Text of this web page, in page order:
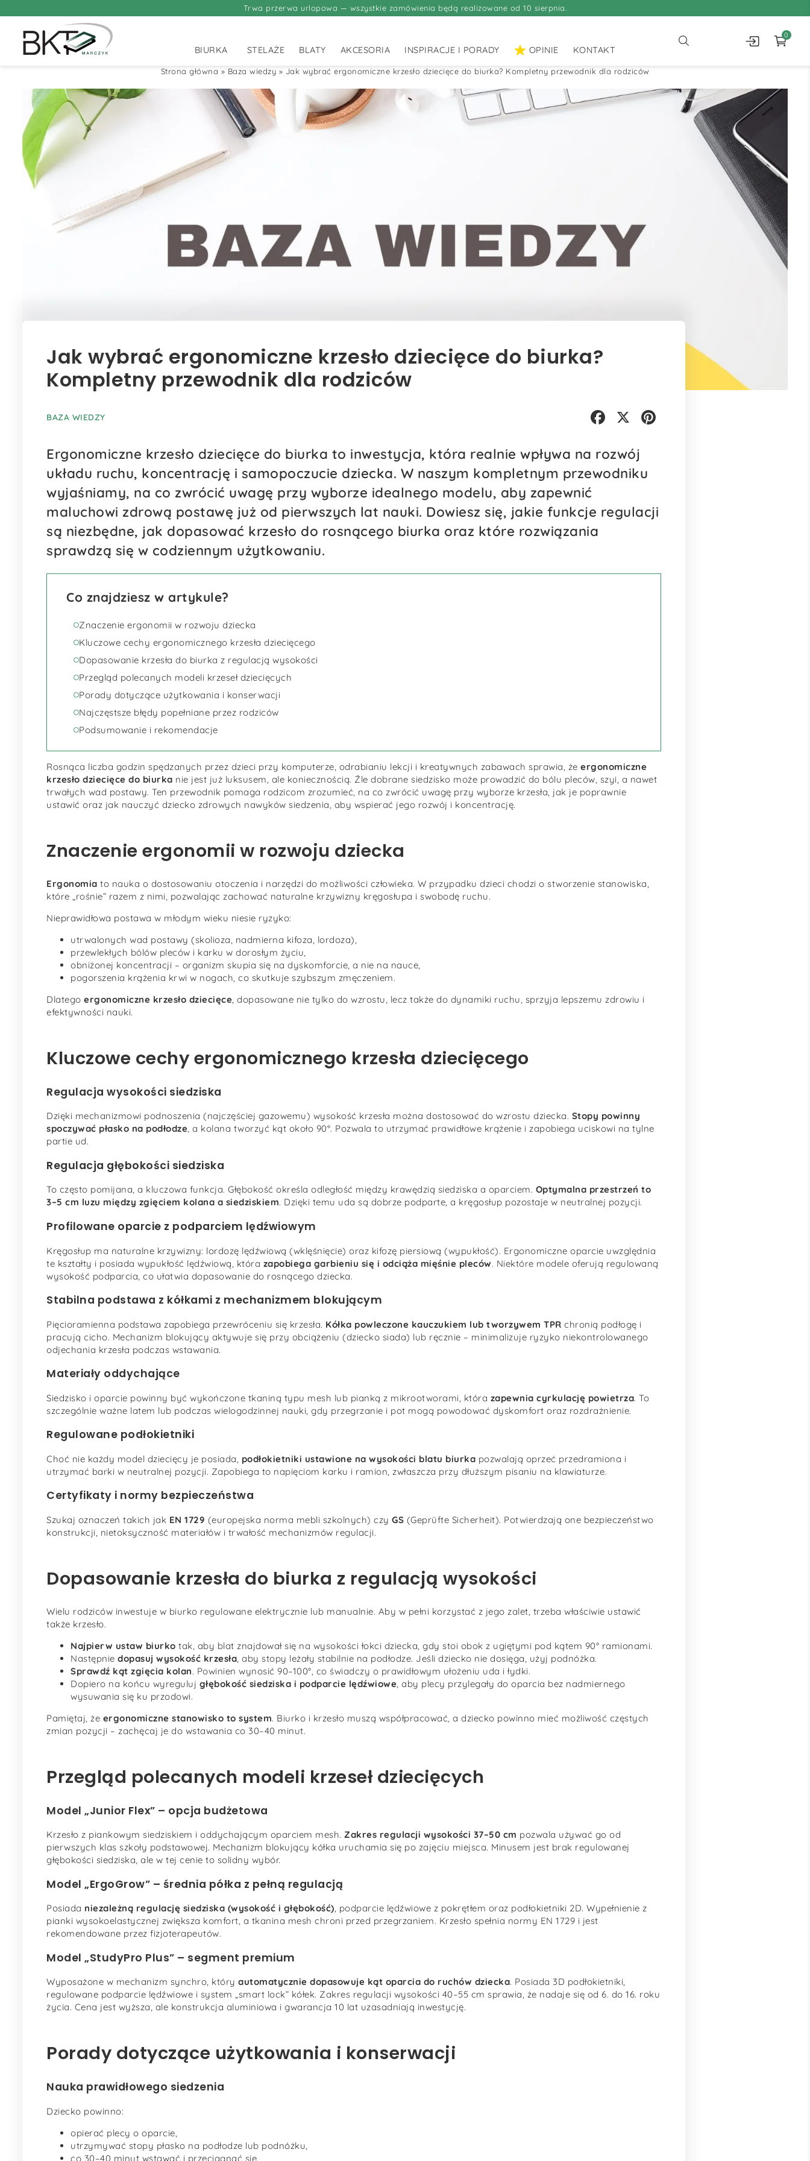
Trwa przerwa urlopowa — wszystkie zamówienia będą realizowane od 10 sierpnia.
BIURKA STELAŻE BLATY AKCESORIA INSPIRACJE I PORADY OPINIE KONTAKT
0
Strona główna » Baza wiedzy » Jak wybrać ergonomiczne krzesło dziecięce do biurka? Kompletny przewodnik dla rodziców
Jak wybrać ergonomiczne krzesło dziecięce do biurka?
Kompletny przewodnik dla rodziców
BAZA WIEDZY
Ergonomiczne krzesło dziecięce do biurka to inwestycja, która realnie wpływa na rozwój
układu ruchu, koncentrację i samopoczucie dziecka. W naszym kompletnym przewodniku
wyjaśniamy, na co zwrócić uwagę przy wyborze idealnego modelu, aby zapewnić
maluchowi zdrową postawę już od pierwszych lat nauki. Dowiesz się, jakie funkcje regulacji
są niezbędne, jak dopasować krzesło do rosnącego biurka oraz które rozwiązania
sprawdzą się w codziennym użytkowaniu.
Co znajdziesz w artykule?
Znaczenie ergonomii w rozwoju dziecka
Kluczowe cechy ergonomicznego krzesła dziecięcego
Dopasowanie krzesła do biurka z regulacją wysokości
Przegląd polecanych modeli krzeseł dziecięcych
Porady dotyczące użytkowania i konserwacji
Najczęstsze błędy popełniane przez rodziców
Podsumowanie i rekomendacje
Rosnąca liczba godzin spędzanych przez dzieci przy komputerze, odrabianiu lekcji i kreatywnych zabawach sprawia, że ergonomiczne
krzesło dziecięce do biurka nie jest już luksusem, ale koniecznością. Źle dobrane siedzisko może prowadzić do bólu pleców, szyi, a nawet
trwałych wad postawy. Ten przewodnik pomaga rodzicom zrozumieć, na co zwrócić uwagę przy wyborze krzesła, jak je poprawnie
ustawić oraz jak nauczyć dziecko zdrowych nawyków siedzenia, aby wspierać jego rozwój i koncentrację.
Znaczenie ergonomii w rozwoju dziecka
Ergonomia to nauka o dostosowaniu otoczenia i narzędzi do możliwości człowieka. W przypadku dzieci chodzi o stworzenie stanowiska,
które „rośnie” razem z nimi, pozwalając zachować naturalne krzywizny kręgosłupa i swobodę ruchu.
Nieprawidłowa postawa w młodym wieku niesie ryzyko:
utrwalonych wad postawy (skolioza, nadmierna kifoza, lordoza),
przewlekłych bólów pleców i karku w dorosłym życiu,
obniżonej koncentracji – organizm skupia się na dyskomforcie, a nie na nauce,
pogorszenia krążenia krwi w nogach, co skutkuje szybszym zmęczeniem.
Dlatego ergonomiczne krzesło dziecięce, dopasowane nie tylko do wzrostu, lecz także do dynamiki ruchu, sprzyja lepszemu zdrowiu i
efektywności nauki.
Kluczowe cechy ergonomicznego krzesła dziecięcego
Regulacja wysokości siedziska
Dzięki mechanizmowi podnoszenia (najczęściej gazowemu) wysokość krzesła można dostosować do wzrostu dziecka. Stopy powinny
spoczywać płasko na podłodze, a kolana tworzyć kąt około 90°. Pozwala to utrzymać prawidłowe krążenie i zapobiega uciskowi na tylne
partie ud.
Regulacja głębokości siedziska
To często pomijana, a kluczowa funkcja. Głębokość określa odległość między krawędzią siedziska a oparciem. Optymalna przestrzeń to
3–5 cm luzu między zgięciem kolana a siedziskiem. Dzięki temu uda są dobrze podparte, a kręgosłup pozostaje w neutralnej pozycji.
Profilowane oparcie z podparciem lędźwiowym
Kręgosłup ma naturalne krzywizny: lordozę lędźwiową (wklęśnięcie) oraz kifozę piersiową (wypukłość). Ergonomiczne oparcie uwzględnia
te kształty i posiada wypukłość lędźwiową, która zapobiega garbieniu się i odciąża mięśnie pleców. Niektóre modele oferują regulowaną
wysokość podparcia, co ułatwia dopasowanie do rosnącego dziecka.
Stabilna podstawa z kółkami z mechanizmem blokującym
Pięcioramienna podstawa zapobiega przewróceniu się krzesła. Kółka powleczone kauczukiem lub tworzywem TPR chronią podłogę i
pracują cicho. Mechanizm blokujący aktywuje się przy obciążeniu (dziecko siada) lub ręcznie – minimalizuje ryzyko niekontrolowanego
odjechania krzesła podczas wstawania.
Materiały oddychające
Siedzisko i oparcie powinny być wykończone tkaniną typu mesh lub pianką z mikrootworami, która zapewnia cyrkulację powietrza. To
szczególnie ważne latem lub podczas wielogodzinnej nauki, gdy przegrzanie i pot mogą powodować dyskomfort oraz rozdrażnienie.
Regulowane podłokietniki
Choć nie każdy model dziecięcy je posiada, podłokietniki ustawione na wysokości blatu biurka pozwalają oprzeć przedramiona i
utrzymać barki w neutralnej pozycji. Zapobiega to napięciom karku i ramion, zwłaszcza przy dłuższym pisaniu na klawiaturze.
Certyfikaty i normy bezpieczeństwa
Szukaj oznaczeń takich jak EN 1729 (europejska norma mebli szkolnych) czy GS (Geprüfte Sicherheit). Potwierdzają one bezpieczeństwo
konstrukcji, nietoksyczność materiałów i trwałość mechanizmów regulacji.
Dopasowanie krzesła do biurka z regulacją wysokości
Wielu rodziców inwestuje w biurko regulowane elektrycznie lub manualnie. Aby w pełni korzystać z jego zalet, trzeba właściwie ustawić
także krzesło.
Najpierw ustaw biurko tak, aby blat znajdował się na wysokości łokci dziecka, gdy stoi obok z ugiętymi pod kątem 90° ramionami.
Następnie dopasuj wysokość krzesła, aby stopy leżały stabilnie na podłodze. Jeśli dziecko nie dosięga, użyj podnóżka.
Sprawdź kąt zgięcia kolan. Powinien wynosić 90–100°, co świadczy o prawidłowym ułożeniu uda i łydki.
Dopiero na końcu wyreguluj głębokość siedziska i podparcie lędźwiowe, aby plecy przylegały do oparcia bez nadmiernego
wysuwania się ku przodowi.
Pamiętaj, że ergonomiczne stanowisko to system. Biurko i krzesło muszą współpracować, a dziecko powinno mieć możliwość częstych
zmian pozycji – zachęcaj je do wstawania co 30–40 minut.
Przegląd polecanych modeli krzeseł dziecięcych
Model „Junior Flex” – opcja budżetowa
Krzesło z piankowym siedziskiem i oddychającym oparciem mesh. Zakres regulacji wysokości 37–50 cm pozwala używać go od
pierwszych klas szkoły podstawowej. Mechanizm blokujący kółka uruchamia się po zajęciu miejsca. Minusem jest brak regulowanej
głębokości siedziska, ale w tej cenie to solidny wybór.
Model „ErgoGrow” – średnia półka z pełną regulacją
Posiada niezależną regulację siedziska (wysokość i głębokość), podparcie lędźwiowe z pokrętłem oraz podłokietniki 2D. Wypełnienie z
pianki wysokoelastycznej zwiększa komfort, a tkanina mesh chroni przed przegrzaniem. Krzesło spełnia normy EN 1729 i jest
rekomendowane przez fizjoterapeutów.
Model „StudyPro Plus” – segment premium
Wyposażone w mechanizm synchro, który automatycznie dopasowuje kąt oparcia do ruchów dziecka. Posiada 3D podłokietniki,
regulowane podparcie lędźwiowe i system „smart lock” kółek. Zakres regulacji wysokości 40–55 cm sprawia, że nadaje się od 6. do 16. roku
życia. Cena jest wyższa, ale konstrukcja aluminiowa i gwarancja 10 lat uzasadniają inwestycję.
Porady dotyczące użytkowania i konserwacji
Nauka prawidłowego siedzenia
Dziecko powinno:
opierać plecy o oparcie,
utrzymywać stopy płasko na podłodze lub podnóżku,
co 30–40 minut wstawać i przeciągnąć się,